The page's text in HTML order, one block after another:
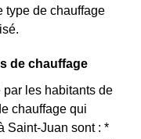
type de chauffage
de chauffage
par les habitants de
chauffage qui
Saint-Juan sont : *